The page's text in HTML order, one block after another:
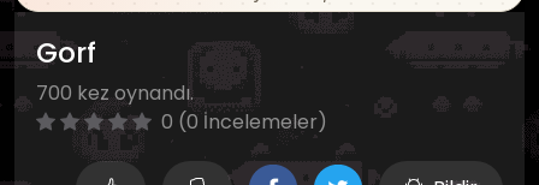
Gorf
700 kez oynandı.
0 (0 İncelemeler)